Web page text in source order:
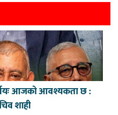
आजको आवश्यकता छ :
शाही